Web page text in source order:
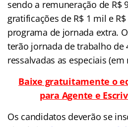
sendo a remuneração de R$
gratificações de R$ 1 mil e
programa de jornada extra.
terão jornada de trabalho de
ressalvadas as especiais
Baixe gratuitamente o
para Agente e
Os candidatos deverão se